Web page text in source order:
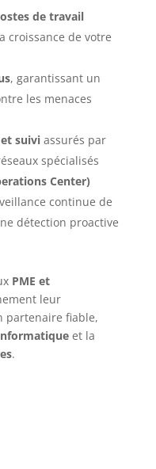
de travail
croissance de votre
, garantissant un
les menaces
suiviassurés par
spécialisés
Center)
continue de
détection proactive
PME et
leur
partenaire fiable,
et la
.